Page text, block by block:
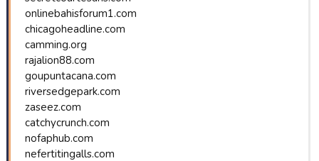
onlinebahisforum1.com
chicagoheadline.com
camming.org
rajalion88.com
goupuntacana.com
riversedgepark.com
zaseez.com
catchycrunch.com
nofaphub.com
nefertitingalls.com